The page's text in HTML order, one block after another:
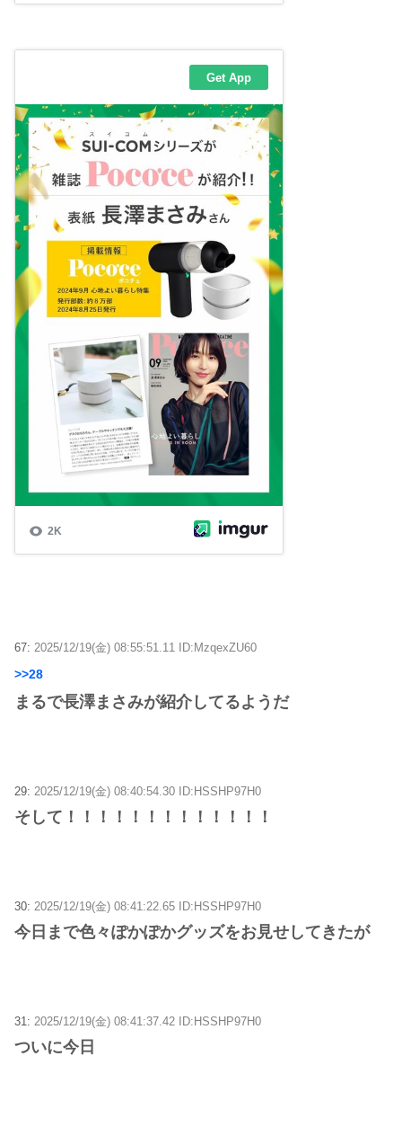
67: 2025/12/19(金) 08:55:51.11 ID:MzqexZU60
>>28
まるで長澤まさみが紹介してるようだ
29: 2025/12/19(金) 08:40:54.30 ID:HSSHP97H0
そして！！！！！！！！！！！！！
30: 2025/12/19(金) 08:41:22.65 ID:HSSHP97H0
今日まで色々ぽかぽかグッズをお見せしてきたが
31: 2025/12/19(金) 08:41:37.42 ID:HSSHP97H0
ついに今日